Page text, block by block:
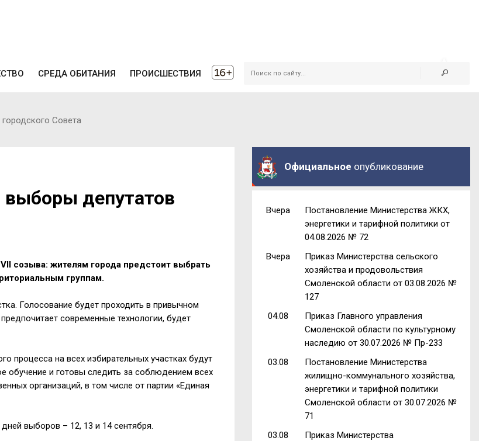
СРЕДА ОБИТАНИЯ ПРОИСШЕСТВИЯ
Совета
выборы депутатов
созыва: жителям города предстоит выбрать
группам.
Голосование будет проходить в привычном
современные технологии, будет
процесса на всех избирательных участках будут
и готовы следить за соблюдением всех
организаций, в том числе от партии «Единая
выборов – 12, 13 и 14 сентября.
Официальное опубликование
Вчера
Постановление Министерства ЖКХ,
энергетики и тарифной политики от
04.08.2026 № 72
Вчера
Приказ Министерства сельского
хозяйства и продовольствия
Смоленской области от 03.08.2026 №
127
04.08
Приказ Главного управления
Смоленской области по культурному
наследию от 30.07.2026 № Пр-233
03.08
Постановление Министерства
жилищно-коммунального хозяйства,
энергетики и тарифной политики
Смоленской области от 30.07.2026 №
71
03.08
Приказ Министерства